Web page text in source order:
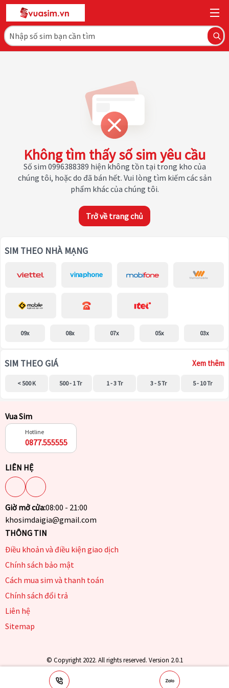
Không tìm thấy số sim yêu cầu
Số sim 0996388389 hiện không tồn tại trong kho của
chúng tôi, hoặc do đã bán hết. Vui lòng tìm kiếm các sản
phẩm khác của chúng tôi.
Trở về trang chủ
SIM THEO NHÀ MẠNG
09x 08x 07x 05x 03x
SIM THEO GIÁ Xem thêm
< 500 K 500 - 1 Tr 1 - 3 Tr 3 - 5 Tr 5 - 10 Tr
Vua Sim
Hotline
0877.555555
LIÊN HỆ
Giờ mở cửa:08:00 - 21:00
khosimdaigia@gmail.com
THÔNG TIN
Điều khoản và điều kiện giao dịch
Chính sách bảo mật
Cách mua sim và thanh toán
Chính sách đổi trả
Liên hệ
Sitemap
© Copyright 2022. All rights reserved. Version 2.0.1